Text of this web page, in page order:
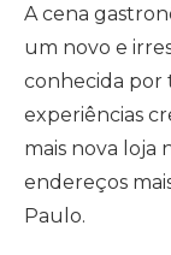
A cena
um novo e
conhecida por
experiências
mais nova loja
endereços
Paulo.